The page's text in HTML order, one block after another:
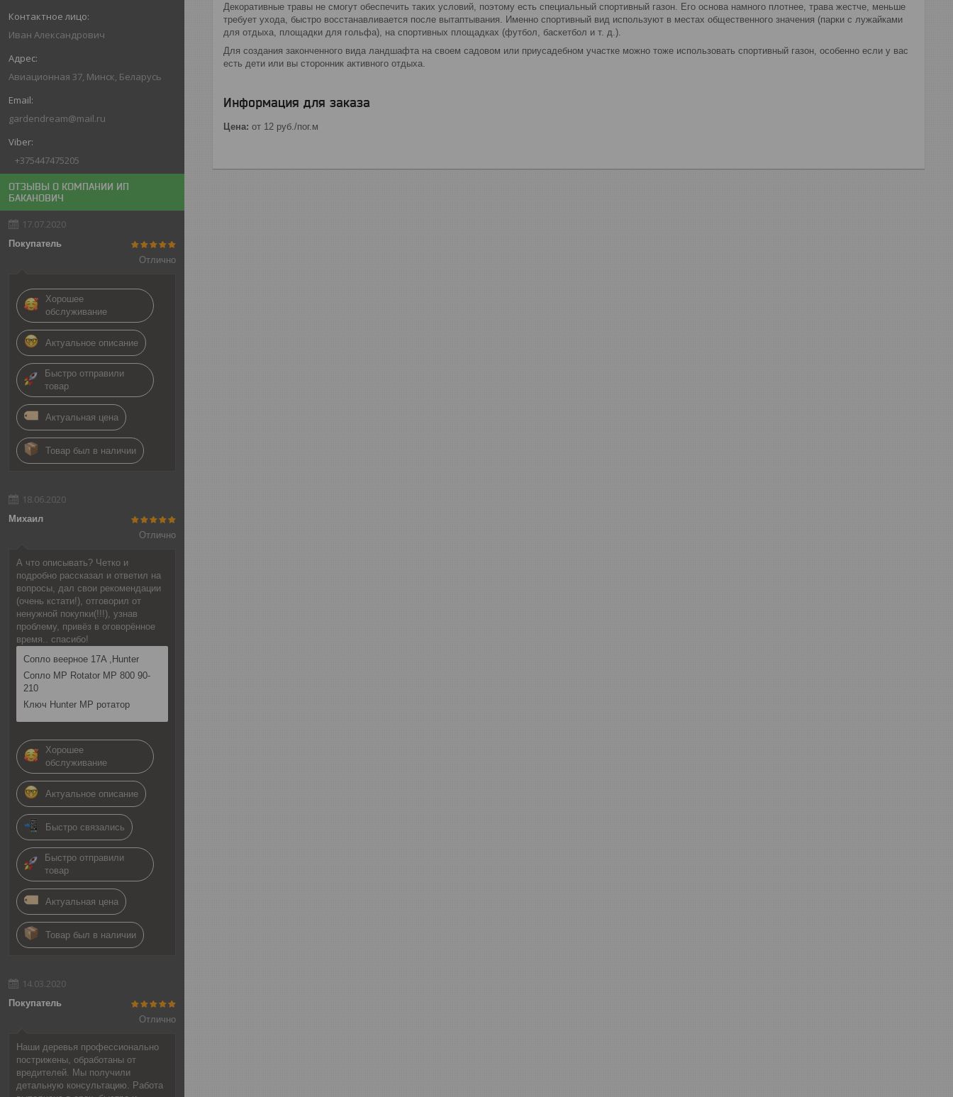
Иван Александрович
Авиационная 37, Минск, Беларусь
gardendream@mail.ru
+375447475205
ОТЗЫВЫ О КОМПАНИИ ИП
БАКАНОВИЧ
17.07.2020
Покупатель
Отлично
Хорошее
обслуживание
Актуальное описание
Быстро отправили
товар
Актуальная цена
Товар был в наличии
18.06.2020
Михаил
Отлично
А что описывать? Четко и
подробно рассказал и ответил на
вопросы, дал свои рекомендации
(очень кстати!), отговорил от
ненужной покупки(!!!), узнав
проблему, привёз в оговорённое
время.. спасибо!
Сопло веерное 17A ,Hunter
Сопло MP Rotator MP 800 90-
210
Ключ Hunter MP ротатор
Хорошее
обслуживание
Актуальное описание
Быстро связались
Быстро отправили
товар
Актуальная цена
Товар был в наличии
14.03.2020
Покупатель
Отлично
Наши деревья профессионально
пострижены, обработаны от
вредителей. Мы получили
детальную консультацию. Работа
Декоративные травы не смогут обеспечить таких условий, поэтому есть специальный спортивный газон. Его основа намного плотнее, трава жестче, меньше
требует ухода, быстро восстанавливается после вытаптывания. Именно спортивный вид используют в местах общественного значения (парки с лужайками
для отдыха, площадки для гольфа), на спортивных площадках (футбол, баскетбол и т. д.).
Для создания законченного вида ландшафта на своем садовом или приусадебном участке можно тоже использовать спортивный газон, особенно если у вас
есть дети или вы сторонник активного отдыха.
Информация для заказа
Цена: от 12 руб. /пог.м